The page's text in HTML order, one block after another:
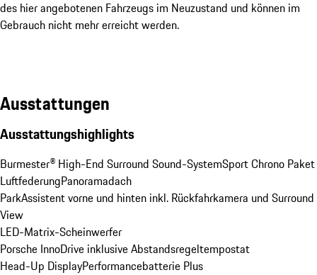
des hier angebotenen Fahrzeugs im Neuzustand und können im
Gebrauch nicht mehr erreicht werden.
Ausstattungen
Ausstattungshighlights
Burmester® High-End Surround Sound-SystemSport Chrono Paket
LuftfederungPanoramadach
ParkAssistent vorne und hinten inkl. Rückfahrkamera und Surround
View
LED-Matrix-Scheinwerfer
Porsche InnoDrive inklusive Abstandsregeltempostat
Head-Up DisplayPerformancebatterie Plus